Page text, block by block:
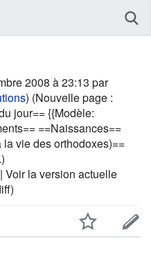
2008 à 23:13 par
) (Nouvelle page :
jour== {{Modèle:
==Naissances==
vie des orthodoxes)==
la version actuelle